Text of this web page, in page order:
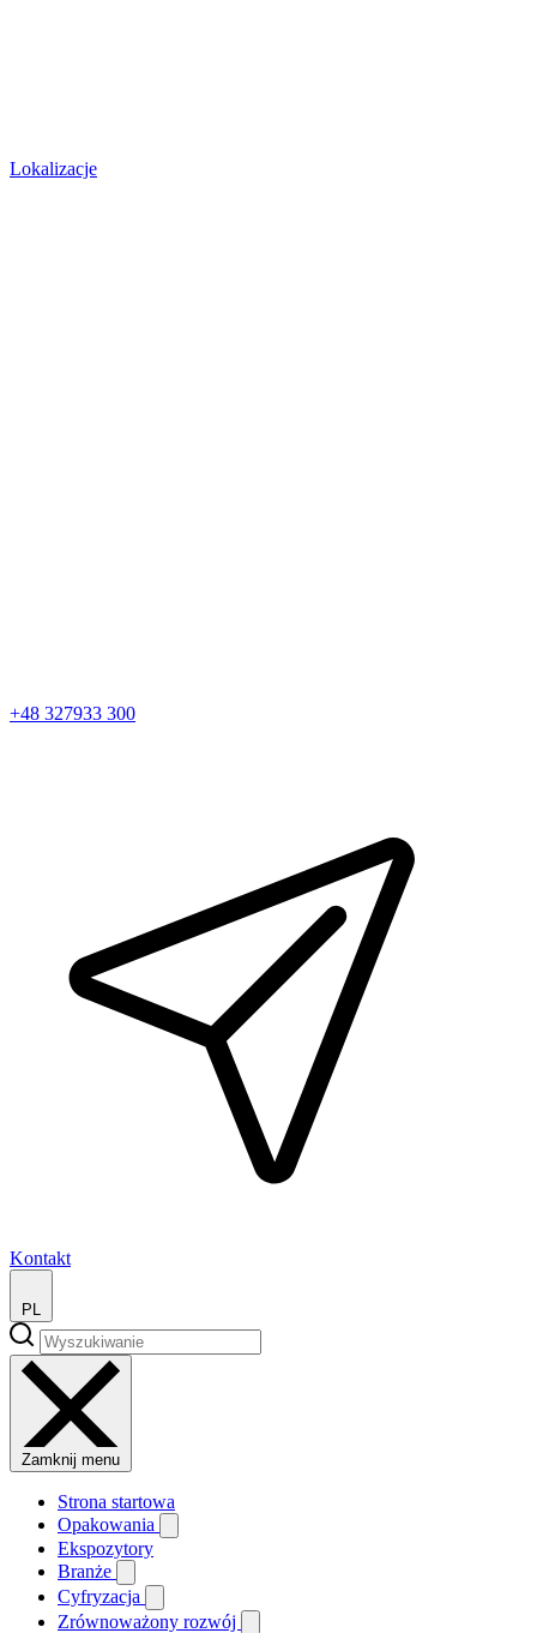
Lokalizacje
+48 327933 300
Kontakt
PL
Zamknij menu
Strona startowa
Opakowania
Ekspozytory
Branże
Cyfryzacja
Zrównoważony rozwój